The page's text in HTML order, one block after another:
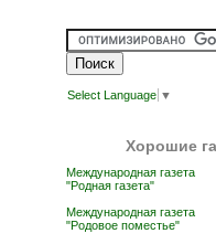
Select Language ▼
Хорошие
Международная газета
"Родная газета"
Международная газета
"Родовое поместье"